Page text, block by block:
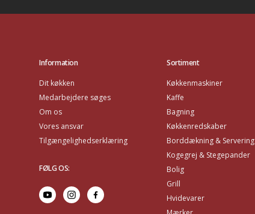
Information
Dit køkken
Medarbejdere søges
Om os
Vores ansvar
Tilgængelighedserklæring
FØLG OS:
Sortiment
Køkkenmaskiner
Kaffe
Bagning
Køkkenredskaber
Borddækning & Servering
Kogegrej & Stegepander
Bolig
Grill
Hvidevarer